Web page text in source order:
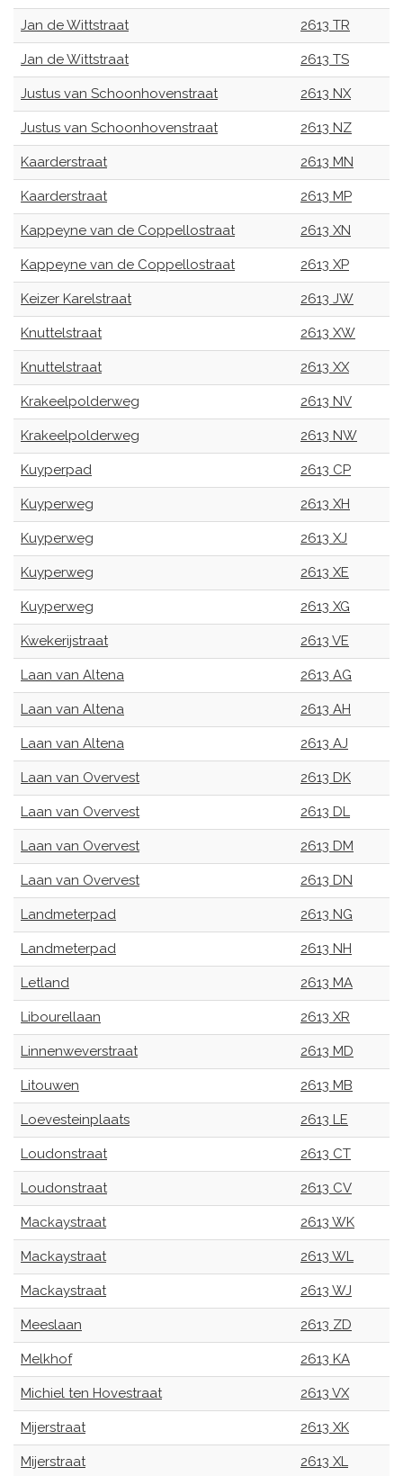
Jan de Wittstraat 2613 TR
Jan de Wittstraat 2613 TS
Justus van Schoonhovenstraat 2613 NX
Justus van Schoonhovenstraat 2613 NZ
Kaarderstraat 2613 MN
Kaarderstraat 2613 MP
Kappeyne van de Coppellostraat 2613 XN
Kappeyne van de Coppellostraat 2613 XP
Keizer Karelstraat 2613 JW
Knuttelstraat 2613 XW
Knuttelstraat 2613 XX
Krakeelpolderweg 2613 NV
Krakeelpolderweg 2613 NW
Kuyperpad 2613 CP
Kuyperweg 2613 XH
Kuyperweg 2613 XJ
Kuyperweg 2613 XE
Kuyperweg 2613 XG
Kwekerijstraat 2613 VE
Laan van Altena 2613 AG
Laan van Altena 2613 AH
Laan van Altena 2613 AJ
Laan van Overvest 2613 DK
Laan van Overvest 2613 DL
Laan van Overvest 2613 DM
Laan van Overvest 2613 DN
Landmeterpad 2613 NG
Landmeterpad 2613 NH
Letland 2613 MA
Libourellaan 2613 XR
Linnenweverstraat 2613 MD
Litouwen 2613 MB
Loevesteinplaats 2613 LE
Loudonstraat 2613 CT
Loudonstraat 2613 CV
Mackaystraat 2613 WK
Mackaystraat 2613 WL
Mackaystraat 2613 WJ
Meeslaan 2613 ZD
Melkhof 2613 KA
Michiel ten Hovestraat 2613 VX
Mijerstraat 2613 XK
Mijerstraat 2613 XL